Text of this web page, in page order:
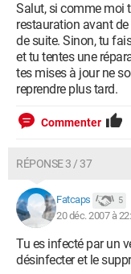
Salut, si comme moi
restauration avant
de suite. Sinon, tu
et tu tentes une
tes mises à jour ne
reprendre plus tard.
Commenter
RÉPONSE 3 / 37
Fatcaps 5
20 déc. 2007 à
Tu es infecté par un
désinfecter et le